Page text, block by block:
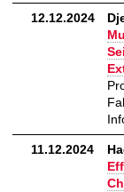
12.12.2024
11.12.2024